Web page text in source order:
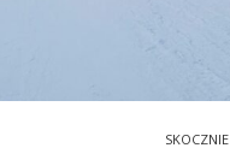
SKOCZNIE